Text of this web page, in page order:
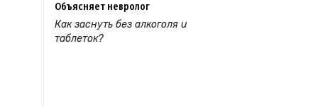
Объясняет невролог
Как заснуть без алкоголя и
таблеток?